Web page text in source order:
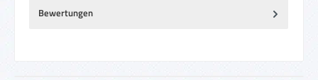
Bewertungen